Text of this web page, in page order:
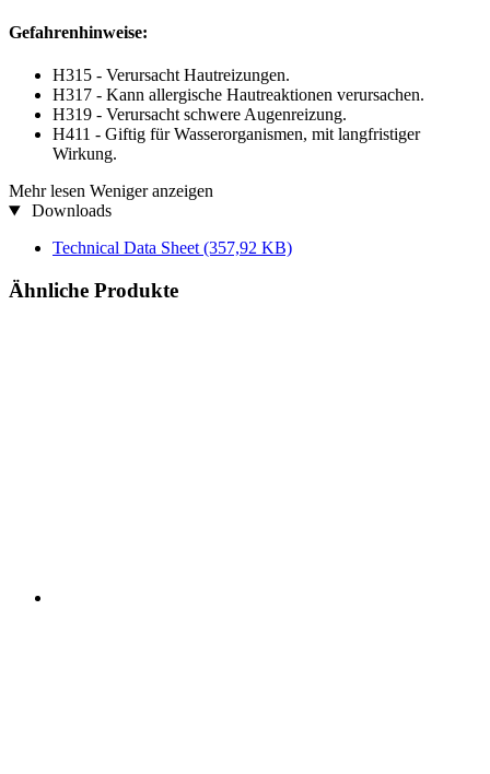
Gefahrenhinweise:
H315 - Verursacht Hautreizungen.
H317 - Kann allergische Hautreaktionen verursachen.
H319 - Verursacht schwere Augenreizung.
H411 - Giftig für Wasserorganismen, mit langfristiger
Wirkung.
Mehr lesen Weniger anzeigen
Downloads
Technical Data Sheet (357,92 KB)
Ähnliche Produkte